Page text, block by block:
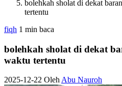
bolehkah sholat di dekat
tertentu
fiqh 1 min baca
bolehkah sholat di dekat
waktu tertentu
2025-12-22 OlehAbu Nauroh